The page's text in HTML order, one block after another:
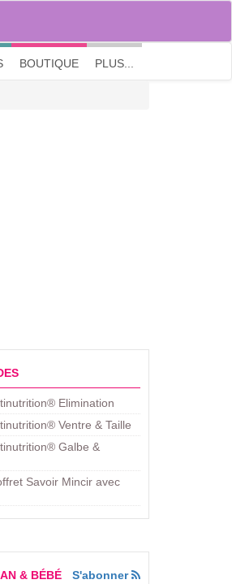
| ? Visite guidée
BOUTIQUE PLUS...
Elimination
Ventre & Taille
Galbe &
Savoir Mincir avec
& BÉBÉ S'abonner